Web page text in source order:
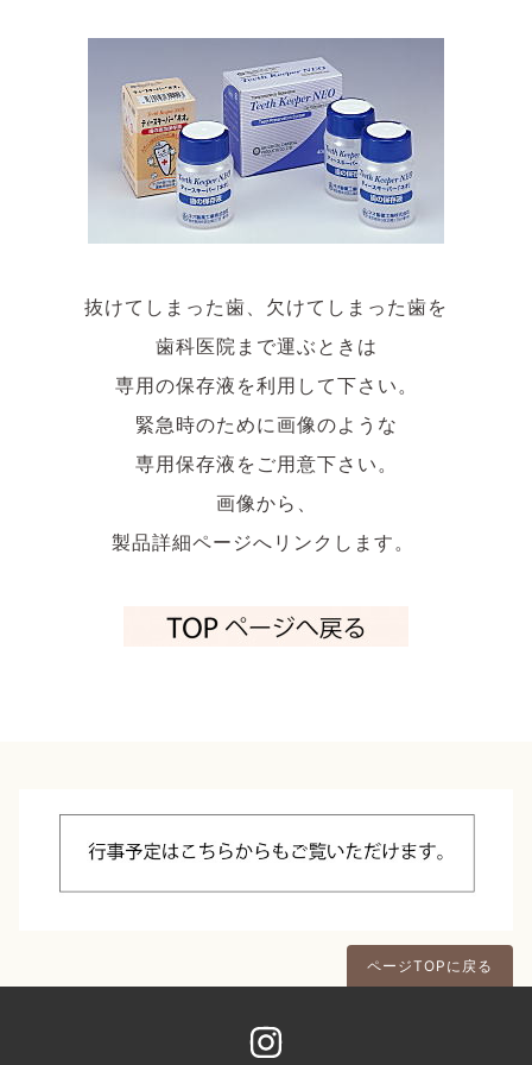
抜けてしまった歯、欠けてしまった歯を
歯科医院まで運ぶときは
専用の保存液を利用して下さい。
緊急時のために画像のような
専用保存液をご用意下さい。
画像から、
製品詳細ページへリンクします。
ページTOPに戻る